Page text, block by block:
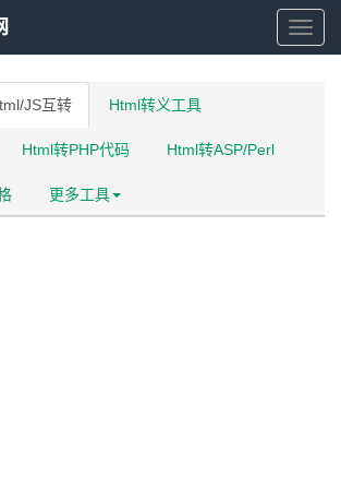
我
JS互转 Html转义工具
Html转PHP代码 Html转ASP/Perl
更多工具